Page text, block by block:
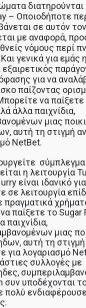
διατηρούνται
– Οποιοδήποτε
σε αυτόν
με αναφορά,
νόμους περί
Και γενικά για εμάς
εξαιρετικός
για να
παίζοντας
να παίξετε
άλλα παιχνίδια,
μιας
αυτή τη στιγμή
NetBet.
σύμπλεγμα
η λειτουργία
είναι ιδανικό
σε λειτουργία
πραγματικά
παίξετε το Sugar
παιχνίδια,
μιας
αυτή τη
για λογαριασμό
συλλογές με
συν υποδέχονται
πολύ